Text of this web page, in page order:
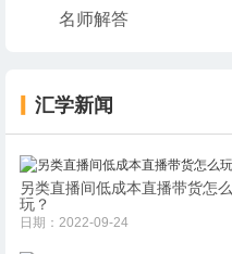
名师解答
汇学新闻
另类直播间低成本直播带货怎么
玩？
日期：2022-09-24